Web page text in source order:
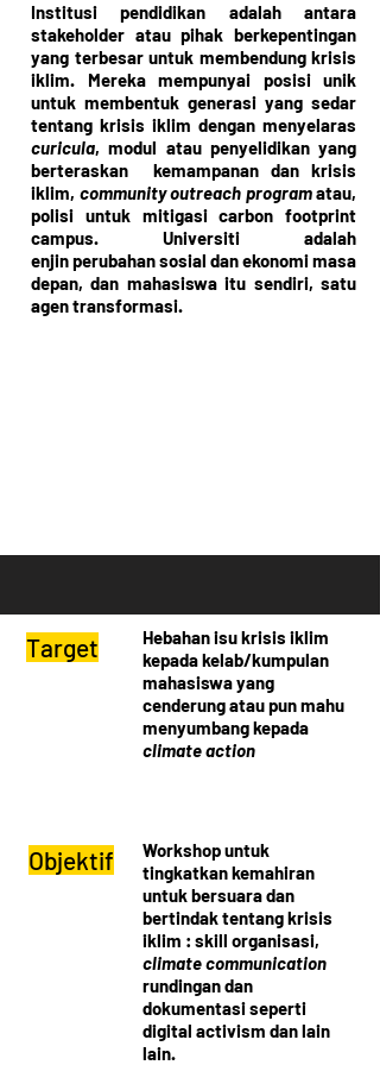
Institusi pendidikan adalah antara
stakeholder atau pihak berkepentingan
yang terbesar untuk membendung krisis
iklim. Mereka mempunyai posisi unik
untuk membentuk generasi yang sedar
tentang krisis iklim dengan menyelaras
curicula, modul atau penyelidikan yang
berteraskan
kemampanan dan krisis
iklim, community outreach programatau,
polisi untuk mitigasi carbon footprint
campus. Universiti adalah
enjin perubahan sosial dan ekonomi masa
depan, dan mahasiswa itu sendiri, satu
agen transformasi.
Target
Hebahan isu krisis iklim
kepada kelab/kumpulan
mahasiswa yang
cenderung atau pun mahu
menyumbang kepada
climate action
Objektif
Workshop untuk
tingkatkan kemahiran
untuk bersuara dan
bertindak tentang krisis
iklim : skill organisasi,
climate communication
rundingan dan
dokumentasi seperti
digital activism dan lain
lain.